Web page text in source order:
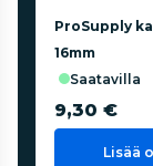
ProSupply
16mm
saatavilla
9,30 €
Lisää